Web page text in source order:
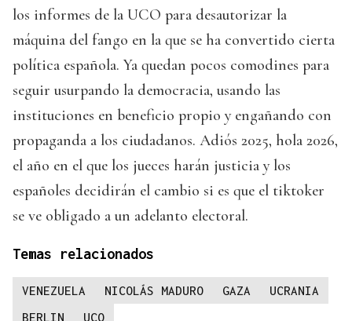
los informes de la UCO para desautorizar la
máquina del fango en la que se ha convertido cierta
política española. Ya quedan pocos comodines para
seguir usurpando la democracia, usando las
instituciones en beneficio propio y engañando con
propaganda a los ciudadanos. Adiós 2025, hola 2026,
el año en el que los jueces harán justicia y los
españoles decidirán el cambio si es que el tiktoker
se ve obligado a un adelanto electoral.
Temas relacionados
VENEZUELA NICOLÁS MADURO GAZA
UCRANIA
BERLIN
UCO